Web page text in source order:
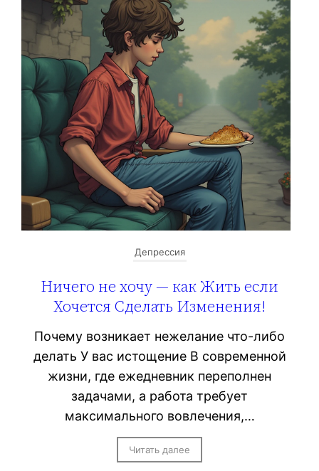
Депрессия
Ничего не хочу — как Жить если
Хочется Сделать Изменения!
Почему возникает нежелание что-либо
делать У вас истощение В современной
жизни, где ежедневник переполнен
задачами, а работа требует
максимального вовлечения,…
Читать далее